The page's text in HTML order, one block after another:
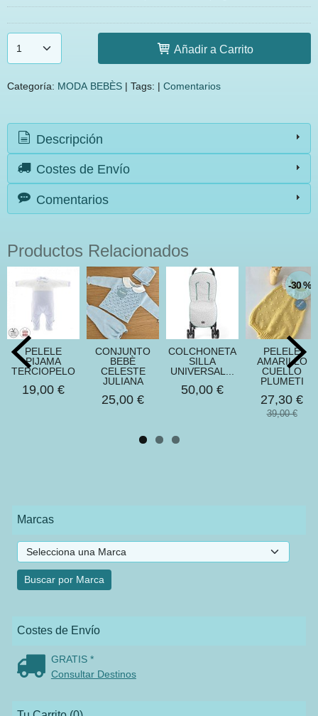
Marcas
Costes de Envío
GRATIS *
Consultar Destinos
Añadir a Carrito
Categoría: MODA BEBÈS | Tags: | Comentarios
Descripción
Costes de Envío
Comentarios
Productos Relacionados
PELELE
PIJAMA
TERCIOPELO
19,00 €
CONJUNTO
BEBÈ
CELESTE
JULIANA
25,00 €
COLCHONETA
SILLA
UNIVERSAL...
50,00 €
-30 %
PELELE
AMARILLO
CUELLO
PLUMETI
27,30 €
39,00 €